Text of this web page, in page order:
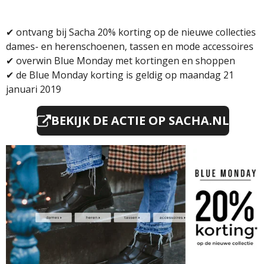
✔ ontvang bij Sacha 20% korting op de nieuwe collecties
dames- en herenschoenen, tassen en mode accessoires
✔ overwin Blue Monday met kortingen en shoppen
✔ de Blue Monday korting is geldig op maandag 21
januari 2019
BEKIJK DE ACTIE OP SACHA.NL